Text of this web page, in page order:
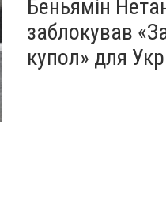
Беньямін
заблокував
купол» для